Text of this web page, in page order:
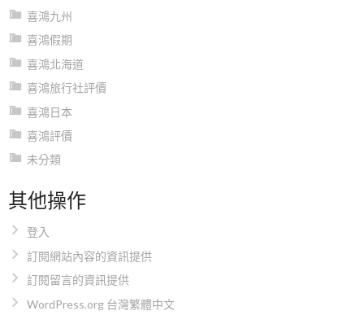
喜鴻九州
喜鴻假期
喜鴻北海道
喜鴻旅行社評價
喜鴻日本
喜鴻評價
未分類
其他操作
登入
訂閱網站內容的資訊提供
訂閱留言的資訊提供
WordPress.org 台灣繁體中文